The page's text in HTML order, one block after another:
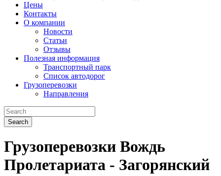
Цены
Контакты
О компании
Новости
Статьи
Отзывы
Полезная информация
Транспортный парк
Список автодорог
Грузоперевозки
Направления
Search
Грузоперевозки Вождь
Пролетариата - Загорянский